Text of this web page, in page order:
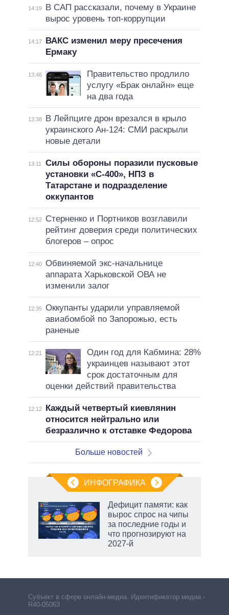
14:19
В САП рассказали, почему в Украине
вырос уровень топ-коррупции
14:17
ВАКС изменил меру пресечения
Ермаку
13:46
Правительство продлило
услугу «Брак онлайн» еще
на два года
13:38
В Лейпциге дрон врезался в крыло
украинского Ан-124: СМИ раскрыли
новые детали
13:11
Силы обороны поразили пусковые
установки «С-400», НПЗ в
Татарстане и подразделение
оккупантов
12:52
Стерненко и Портников возглавили
рейтинг доверия среди политических
блогеров – опрос
12:40 Обвиняемой экс-начальнице
аппарата Харьковской ОВА не
изменили залог
12:35 Оккупанты ударили управляемой
авиабомбой по Запорожью, есть
раненые
12:21
Один год для Кабмина: 28%
украинцев называют этот
срок достаточным для
оценки действий правительства
12:12
Каждый четвертый киевлянин
относится нейтрально или
безразлично к отставке Федорова
Больше новостей
ИНФОГРАФИКА
Дефицит памяти: как
вырос спрос на чипы
за последние годы и
что прогнозируют на
2027-й
Субъект в сфере онлайн-медиа. Идентификатор медиа –
R40-05063